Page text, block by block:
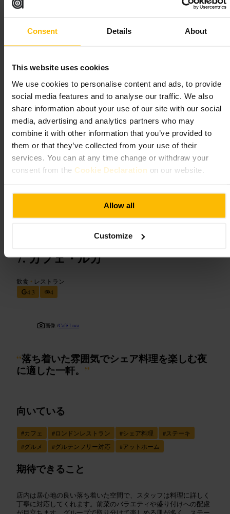
Consent Details About
This website uses cookies
We use cookies to personalise content and ads, to provide
social media features and to analyse our traffic. We also
share information about your use of our site with our social
media, advertising and analytics partners who may
combine it with other information that you’ve provided to
them or that they’ve collected from your use of their
services. You can at any time change or withdraw your
consent from the Cookie Declaration on our website.
Allow all
Customize
店内はリラックスした雰囲気で、カウンター席とテーブル席があ
ります。メニューはカクテルを軸に、軽めの食事やシェア向けプ
レートが揃っています。サービスはフレンドリーで、ドリンクの
相談がしやすいです。
ご来館の計画
グループなら予約をおすすめします。ひとりの場合はカウンター
席が落ち着きます。料理はシェアで楽しむと種類を試せます。苦
_medium=organic&utm_campaign=gbp
グラウンドフロア, 9 オルドゲート ハイ ストリート, ロンドン E
カフェ・ルカ
飲食 • レストラン
4.3
4
画像 /Café Luca
“落ち着いた雰囲気でシェア料理を楽しむ夜
に適した一軒。 ”
向いている
#カフェ #ロンドンレストラン #シェア料理 #ステーキ
#グルメ #グルテンフリー対応 #アットホーム
期待できること
店内は居心地の良い落ち着いた空間で、スタッフは料理に詳しく
丁寧に対応してくれます。前菜のバラエティや盛り付けへの配慮